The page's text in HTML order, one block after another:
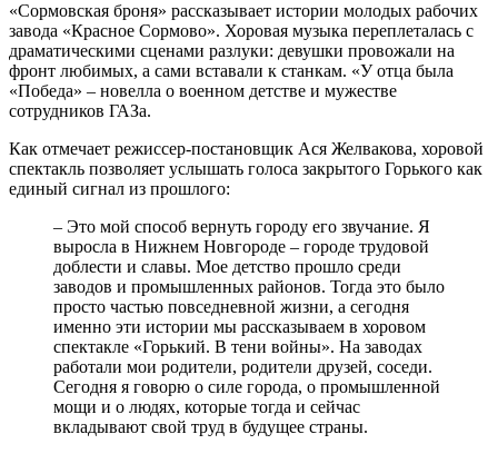
«Сормовская броня» рассказывает истории молодых рабочих
завода «Красное Сормово». Хоровая музыка переплеталась с
драматическими сценами разлуки: девушки провожали на
фронт любимых, а сами вставали к станкам. «У отца была
«Победа» – новелла о военном детстве и мужестве
сотрудников ГАЗа.
Как отмечает режиссер-постановщик Ася Желвакова, хоровой
спектакль позволяет услышать голоса закрытого Горького как
единый сигнал из прошлого:
– Это мой способ вернуть городу его звучание. Я
выросла в Нижнем Новгороде – городе трудовой
доблести и славы. Мое детство прошло среди
заводов и промышленных районов. Тогда это было
просто частью повседневной жизни, а сегодня
именно эти истории мы рассказываем в хоровом
спектакле «Горький. В тени войны». На заводах
работали мои родители, родители друзей, соседи.
Сегодня я говорю о силе города, о промышленной
мощи и о людях, которые тогда и сейчас
вкладывают свой труд в будущее страны.